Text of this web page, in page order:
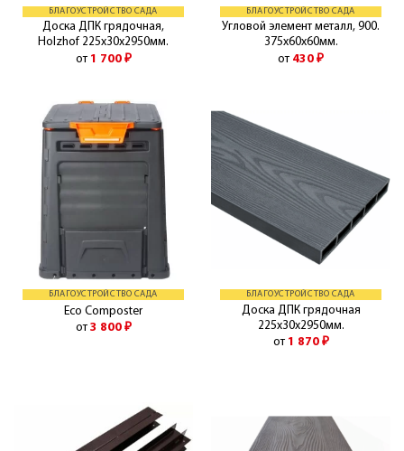
БЛАГОУСТРОЙСТВО САДА
Доска ДПК грядочная,
Holzhof 225х30х2950мм.
от 1 700 ₽
БЛАГОУСТРОЙСТВО САДА
Угловой элемент металл, 900.
375х60х60мм.
от 430 ₽
БЛАГОУСТРОЙСТВО САДА
Eco Composter
от 3 800 ₽
БЛАГОУСТРОЙСТВО САДА
Доска ДПК грядочная
225х30х2950мм.
от 1 870 ₽